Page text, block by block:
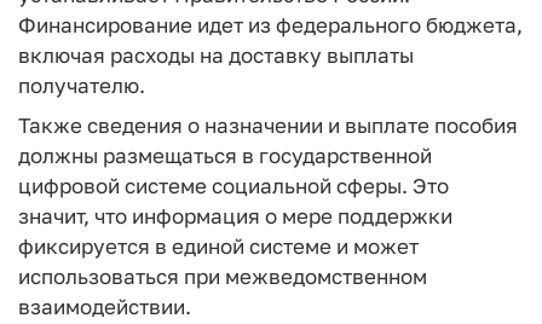
Финансирование идет из федерального бюджета,
включая расходы на доставку выплаты
получателю.
Также сведения о назначении и выплате пособия
должны размещаться в государственной
цифровой системе социальной сферы. Это
значит, что информация о мере поддержки
фиксируется в единой системе и может
использоваться при межведомственном
взаимодействии.